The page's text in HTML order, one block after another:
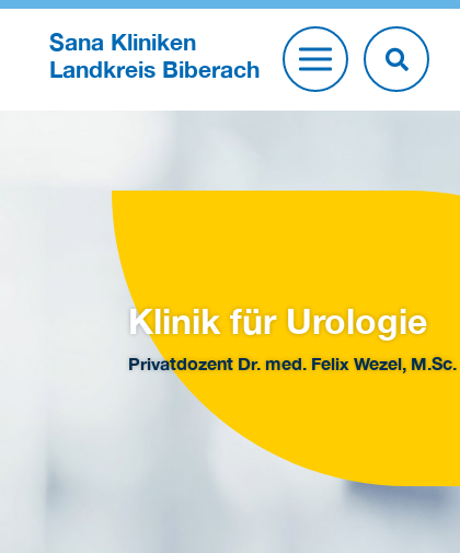
Sana Kliniken
Landkreis Biberach
Klinik für Urologie
Privatdozent Dr. med. Felix Wezel, M.Sc.